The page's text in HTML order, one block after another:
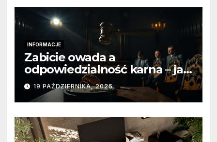
INFORMACJE
Zabicie owada a
odpowiedzialność karna – jak
wygląda to w praktyce?
19 PAŹDZIERNIKA, 2025